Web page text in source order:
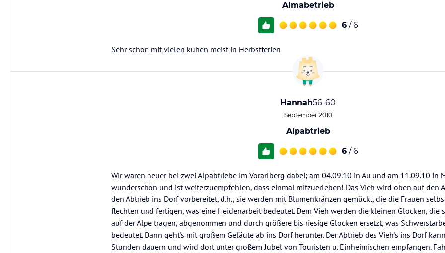
Almabetrieb
6 / 6
Sehr schön mit vielen kühen meist in Herbstferien
Hannah56-60
September 2010
Alpabtrieb
6 / 6
Wir waren heuer bei zwei Alpabtriebe im Vorarlberg dabei; am 04.09.10 in Au und am 11.09.10 in
wunderschön und ist weiterzuempfehlen, dass einmal mitzuerleben! Das Vieh wird oben auf den
den Abtrieb ins Dorf vorbereitet, d.h., sie werden mit Blumenkränzen gemückt, die die Frauen
flechten und fertigen, was eine Heidenarbeit bedeutet. Dem Vieh werden die kleinen Glocken, die
auf der Alpe tragen, abgenommen und durch größere bis riesige Glocken ersetzt, was
bedeutet. Dann geht's mit großem Geläute ab ins Dorf herunter. Der Abtrieb des Vieh's ins Dorf
Stunden dauern und wird dort unter großem Jubel von Touristen u. Einheimischen empfangen.